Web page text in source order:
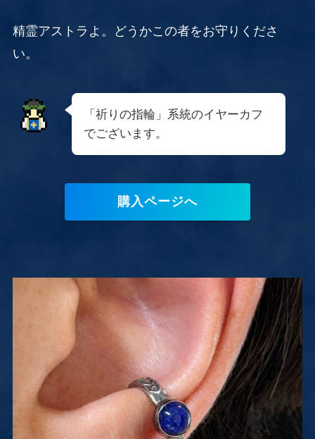
精霊アストラよ。どうかこの者をお守りくださ
い。
「祈りの指輪」系統のイヤーカフ
でございます。
購入ページへ